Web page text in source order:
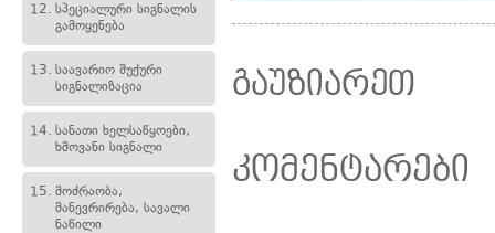
12. სპეციალური სიგნალის
გამოყენება
13. საავარიო შუქური
სიგნალიზაცია
14. სანათი ხელსაწყოები,
ხმოვანი სიგნალი
15. მოძრაობა,
მანევრირება, სავალი
ნაწილი
გაუზიარეთ
კომენტარები